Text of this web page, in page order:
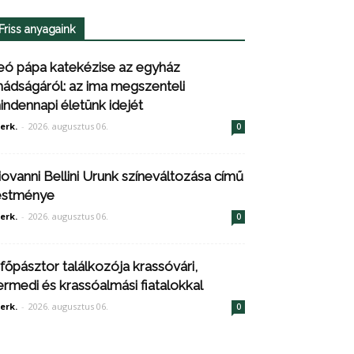
Friss anyagaink
pápa katekézise az egyház
az ima megszenteli
életünk idejét
- 2026. augusztus 06. 0
Bellini Urunk színeváltozása című
- 2026. augusztus 06. 0
találkozója krassóvári,
és krassóalmási fiatalokkal
- 2026. augusztus 06. 0